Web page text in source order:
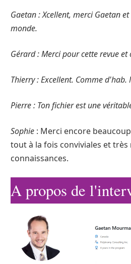
Gaetan : Xcellent, merci Gaetan
monde.
Gérard : Merci pour cette revue et
Thierry : Excellent. Comme d'hab.
Pierre : Ton fichier est une
Sophie : Merci encore
tout à la fois conviviales et très
connaissances.
A propos de